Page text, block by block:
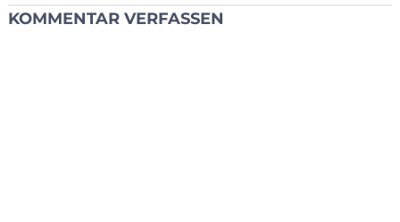
KOMMENTAR VERFASSEN